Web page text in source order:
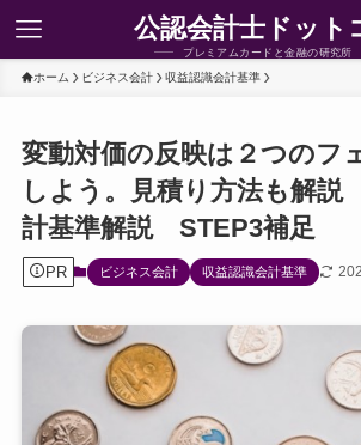
公認会計士ドット
プレミアムカードと金融の研究所
ホーム ビジネス会計 収益認識会計基準
変動対価の反映は２つのフ
しよう。見積り方法も解
計基準解説 STEP3補足
PR ビジネス会計 収益認識会計基準